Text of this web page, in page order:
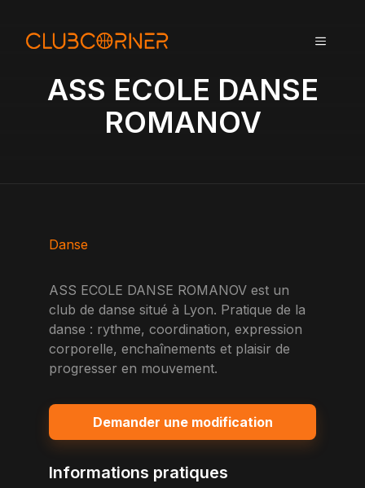
MENU
ASS ECOLE DANSE
ROMANOV
Danse
ASS ECOLE DANSE ROMANOV est un
club de danse situé à Lyon. Pratique de la
danse : rythme, coordination, expression
corporelle, enchaînements et plaisir de
progresser en mouvement.
Demander une modification
Informations pratiques